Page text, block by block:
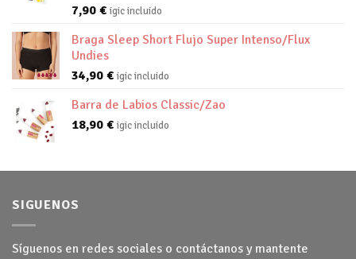
7,90 € igic incluido
Braga Sleep Short Flujo Super Intenso/Flux
Undies
34,90 € igic incluido
Barra de Labios Classic/Zao
18,90 € igic incluido
SIGUENOS
Síguenos en redes sociales o contáctanos y mantente